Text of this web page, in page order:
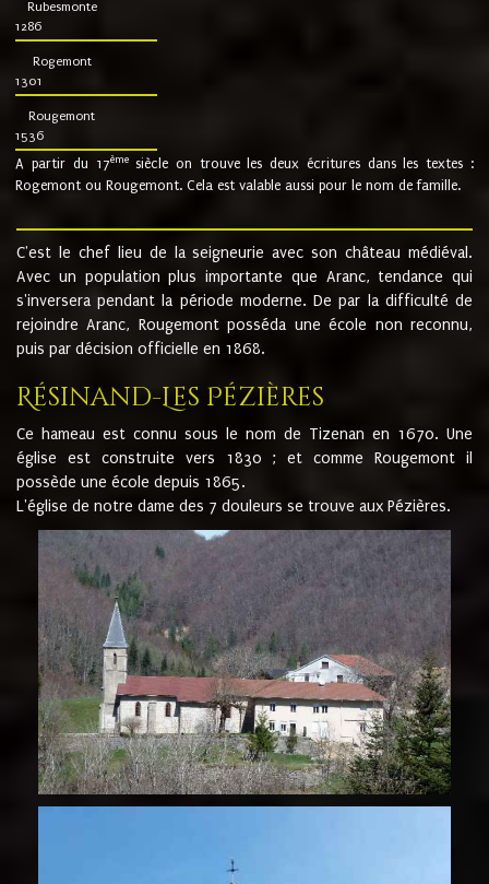
Rubesmonte
1286
Rogemont
1301
Rougemont
1536
A partir du 17ème siècle on trouve les deux écritures dans les textes :
Rogemont ou Rougemont. Cela est valable aussi pour le nom de famille.
C'est le chef lieu de la seigneurie avec son château médiéval.
Avec un population plus importante que Aranc, tendance qui
s'inversera pendant la période moderne. De par la difficulté de
rejoindre Aranc, Rougemont posséda une école non reconnu,
puis par décision officielle en 1868.
Résinand-Les Pézières
Ce hameau est connu sous le nom de Tizenan en 1670. Une
église est construite vers 1830 ; et comme Rougemont il
possède une école depuis 1865.
L'église de notre dame des 7 douleurs se trouve aux Pézières.